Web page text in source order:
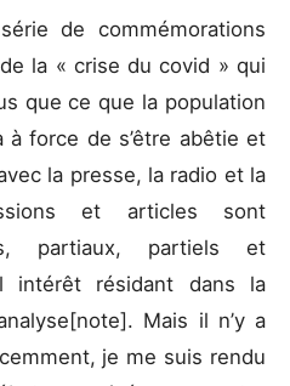
de commémorations
la « crise du covid » qui
que ce que la population
à force de s’être abêtie et
la presse, la radio et la
et articles sont
partiaux, partiels et
intérêt résidant dans la
Mais il n’y a
je me suis rendu